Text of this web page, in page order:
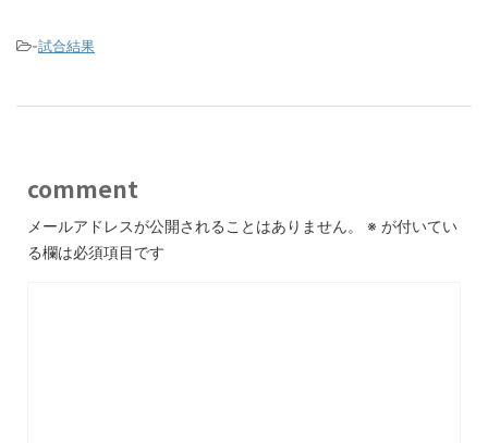
-試合結果
comment
メールアドレスが公開されることはありません。 ※ が付いてい
る欄は必須項目です